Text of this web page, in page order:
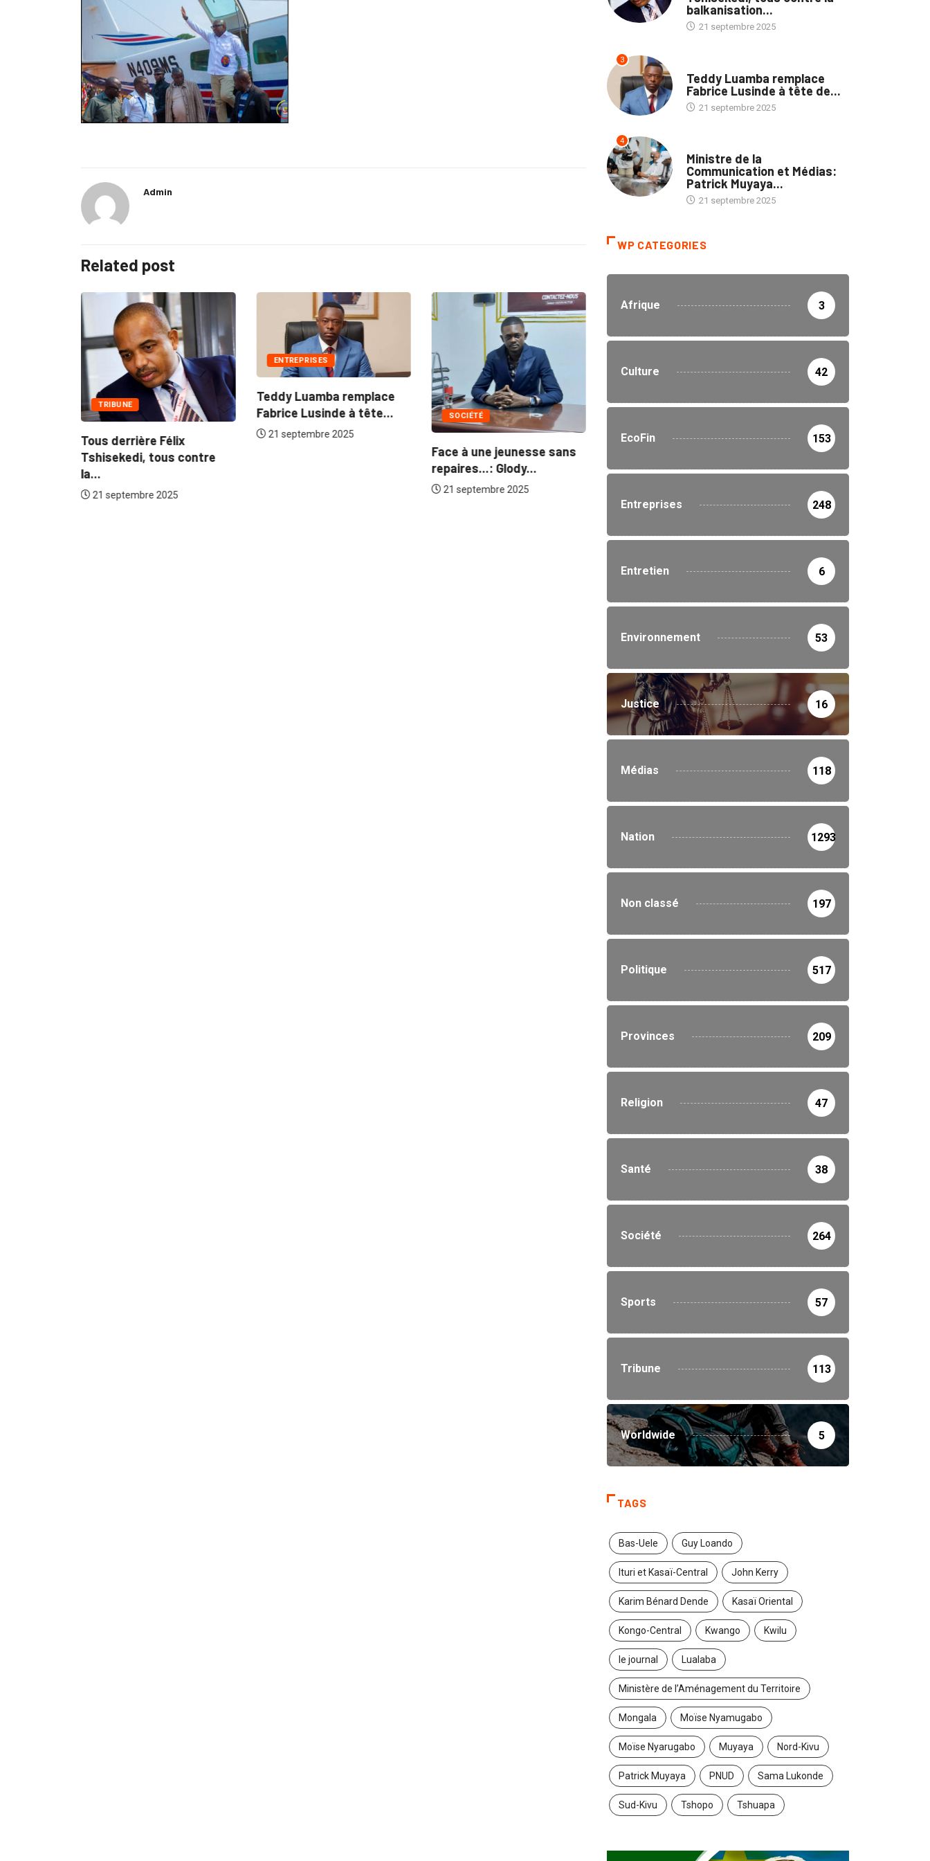
Admin
Related post
TRIBUNE
Tous derrière Félix
Tshisekedi, tous contre
la...
21 septembre 2025
ENTREPRISES
Teddy Luamba remplace
Fabrice Lusinde à tête...
21 septembre 2025
SOCIÉTÉ
Face à une jeunesse sans
repaires...: Glody...
21 septembre 2025
TRIBUNE
Tous derrière Félix
la...
ENTREPRISES
Fabrice Lusinde à tête...
21 septembre 2025
balkanisation...
21 septembre 2025
3
Teddy Luamba remplace
Fabrice Lusinde à tête de...
21 septembre 2025
4
Ministre de la
Communication et Médias:
Patrick Muyaya...
21 septembre 2025
WP CATEGORIES
Afrique 3
Culture 42
EcoFin 153
Entreprises 248
Entretien 6
Environnement 53
Justice 16
Médias 118
Nation 1293
Non classé 197
Politique 517
Provinces 209
Religion 47
Santé 38
Société 264
Sports 57
Tribune 113
Worldwide 5
TAGS
Bas-Uele Guy Loando
Ituri et Kasaï-Central John Kerry
Karim Bénard Dende Kasaï Oriental
Kongo-Central Kwango Kwilu
le journal Lualaba
Ministère de l’Aménagement du Territoire
Mongala Moïse Nyamugabo
Moïse Nyarugabo Muyaya Nord-Kivu
Patrick Muyaya PNUD Sama Lukonde
Sud-Kivu Tshopo Tshuapa